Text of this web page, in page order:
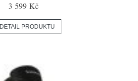
3 599 Kč
DETAIL PRODUKTU